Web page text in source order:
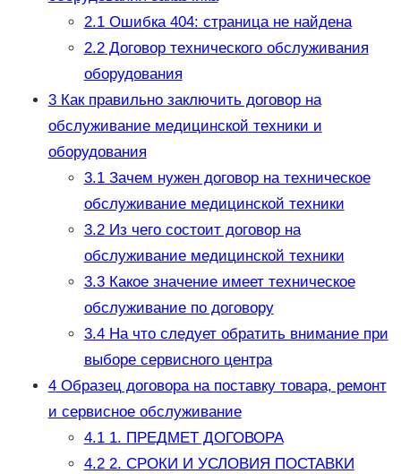
2.1Ошибка 404: страница не найдена
2.2Договор технического обслуживания
оборудования
3Как правильно заключить договор на
обслуживание медицинской техники и
оборудования
3.1Зачем нужен договор на техническое
обслуживание медицинской техники
3.2Из чего состоит договор на
обслуживание медицинской техники
3.3Какое значение имеет техническое
обслуживание по договору
3.4На что следует обратить внимание при
выборе сервисного центра
4Образец договора на поставку товара, ремонт
и сервисное обслуживание
4.11. ПРЕДМЕТ ДОГОВОРА
4.22. СРОКИ И УСЛОВИЯ ПОСТАВКИ